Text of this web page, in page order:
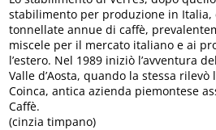
stabilimento per produzione in Italia,
tonnellate annue di caffè,
miscele per il mercato italiano e ai
l’estero. Nel 1989 iniziò l’avventura
Valle d’Aosta, quando la stessa
Coinca, antica azienda piemontese
Caffè.
(cinzia timpano)